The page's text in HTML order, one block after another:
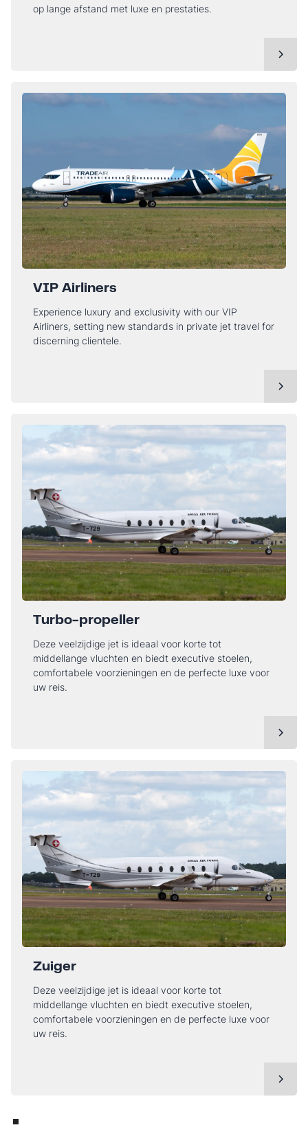
op lange afstand met luxe en prestaties.
VIP Airliners
Experience luxury and exclusivity with our VIP
Airliners, setting new standards in private jet travel for
discerning clientele.
Turbo-propeller
Deze veelzijdige jet is ideaal voor korte tot
middellange vluchten en biedt executive stoelen,
comfortabele voorzieningen en de perfecte luxe voor
uw reis.
Zuiger
Deze veelzijdige jet is ideaal voor korte tot
middellange vluchten en biedt executive stoelen,
comfortabele voorzieningen en de perfecte luxe voor
uw reis.